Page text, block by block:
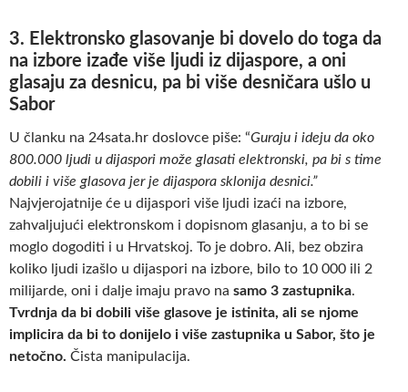
3. Elektronsko glasovanje bi dovelo do toga da
na izbore izađe više ljudi iz dijaspore, a oni
glasaju za desnicu, pa bi više desničara ušlo u
Sabor
U članku na 24sata.hr doslovce piše: “Guraju i ideju da oko
800.000 ljudi u dijaspori može glasati elektronski, pa bi s time
dobili i više glasova jer je dijaspora sklonija desnici.”
Najvjerojatnije će u dijaspori više ljudi izaći na izbore,
zahvaljujući elektronskom i dopisnom glasanju, a to bi se
moglo dogoditi i u Hrvatskoj. To je dobro. Ali, bez obzira
koliko ljudi izašlo u dijaspori na izbore, bilo to 10 000 ili 2
milijarde, oni i dalje imaju pravo na samo 3 zastupnika.
Tvrdnja da bi dobili više glasove je istinita, ali se njome
implicira da bi to donijelo i više zastupnika u Sabor, što je
netočno. Čista manipulacija.